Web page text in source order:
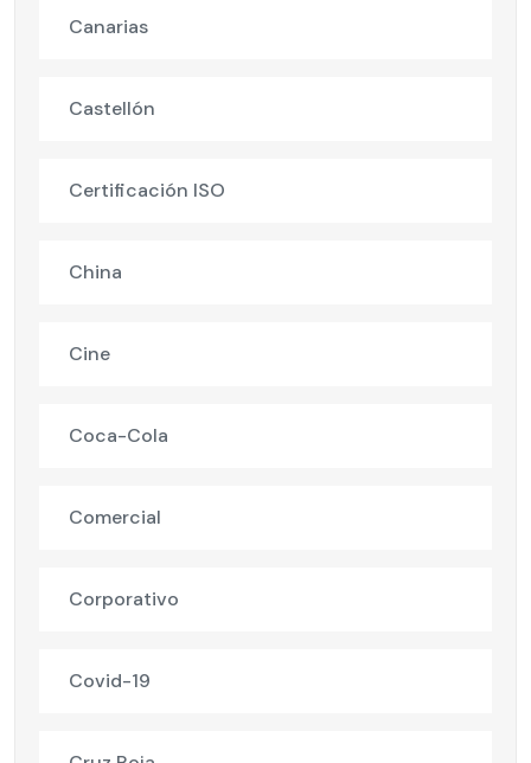
Canarias
Castellón
Certificación ISO
China
Cine
Coca-Cola
Comercial
Corporativo
Covid-19